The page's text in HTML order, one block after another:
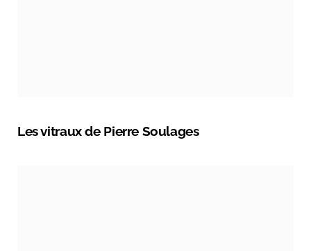
Les vitraux de Pierre Soulages